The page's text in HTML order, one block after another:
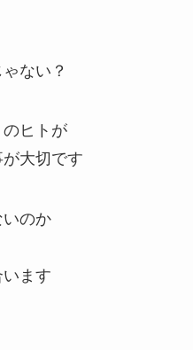
ない？
ヒトが
大切です
のか
ます